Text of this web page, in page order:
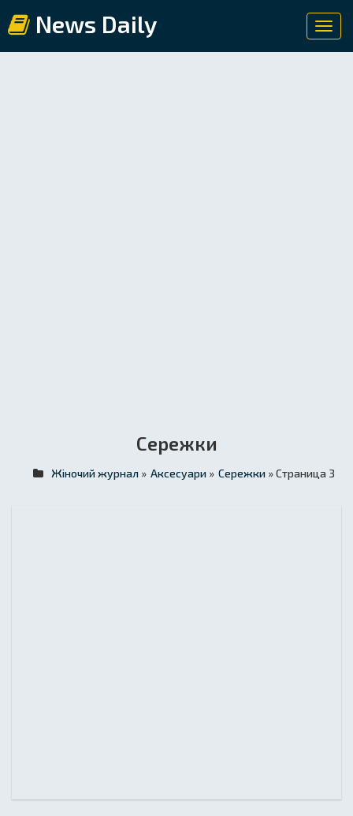
News Daily
Сережки
Жіночий журнал » Аксесуари » Сережки » Страница 3